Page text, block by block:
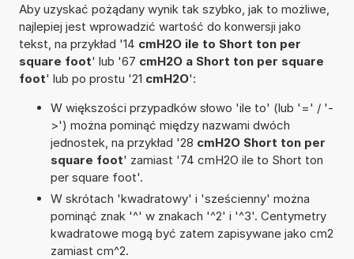
Aby uzyskać pożądany wynik tak szybko, jak to możliwe,
najlepiej jest wprowadzić wartość do konwersji jako
tekst, na przykład '14 cmH2O ile to Short ton per
square foot' lub '67 cmH2O a Short ton per square
foot' lub po prostu '21 cmH2O':
W większości przypadków słowo 'ile to' (lub '=' / '-
>') można pominąć między nazwami dwóch
jednostek, na przykład '28 cmH2O Short ton per
square foot' zamiast '74 cmH2O ile to Short ton
per square foot'.
W skrótach 'kwadratowy' i 'sześcienny' można
pominąć znak '^' w znakach '^2' i '^3'. Centymetry
kwadratowe mogą być zatem zapisywane jako cm2
zamiast cm^2.